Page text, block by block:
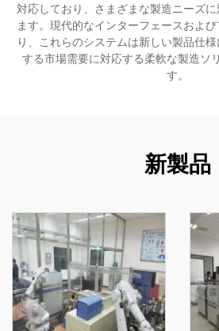
対応しており、さまざまな製造ニーズ
ます。現代的なインターフェースおよ
り、これらのシステムは新しい製品仕
する市場需要に対応する柔軟な製造ソ
す。
新製品